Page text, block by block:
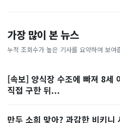
가장 많이 본 뉴스
누적 조회수가 높은 기사를 요약하여 보여
[속보] 양식장 수조에 빠져 8세
직접 구한 뒤...
만두 소희 맞아? 과감한 비키